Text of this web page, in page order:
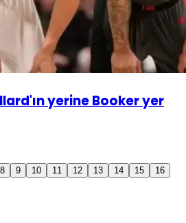
yerine Booker yer
8 9 10 11 12 13 14 15
16